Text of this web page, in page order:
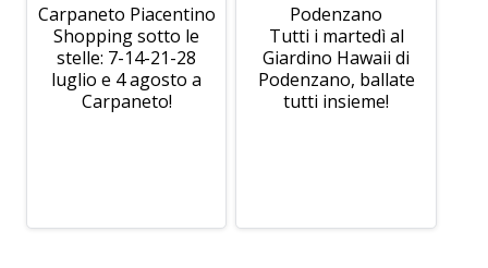
Carpaneto Piacentino
Shopping sotto le
stelle: 7-14-21-28
luglio e 4 agosto a
Carpaneto!
Podenzano
Tutti i martedì al
Giardino Hawaii di
Podenzano, ballate
tutti insieme!